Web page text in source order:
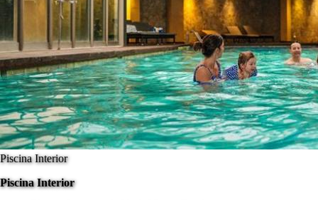
Piscina Interior
Piscina Interior